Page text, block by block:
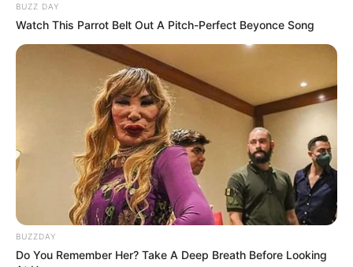
BUZZ DAY
Watch This Parrot Belt Out A Pitch-Perfect Beyonce Song
BUZZDAY
Do You Remember Her? Take A Deep Breath Before Looking